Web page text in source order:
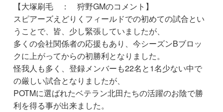
【大塚刷毛 ： 狩野GMのコメント】
スピアーズえどりくフィールドでの初めての試合とい
うことで、皆、少し緊張していましたが、
多くの会社関係者の応援もあり、今シーズンBブロッ
クに上がってからの初勝利となりました。
怪我人も多く、登録メンバーも22名と1名少ない中で
の厳しい試合となりましたが、
POTMに選ばれたベテラン北田たちの活躍のお陰で勝
利を得る事が出来ました。